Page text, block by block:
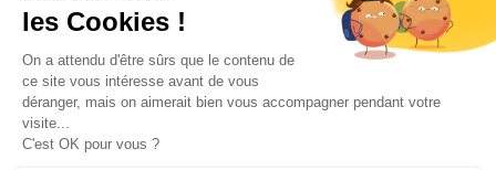
Vous êtes un professionnel ?